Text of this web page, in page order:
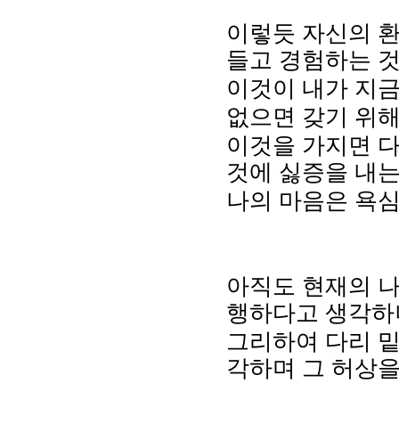
이렇듯 자신의
들고 경험하는
이것이 내가 지
없으면 갖기 위
이것을 가지면
것에 싫증을 내
나의 마음은 욕
아직도 현재의
행하다고 생각
그리하여 다리
각하며 그 허상